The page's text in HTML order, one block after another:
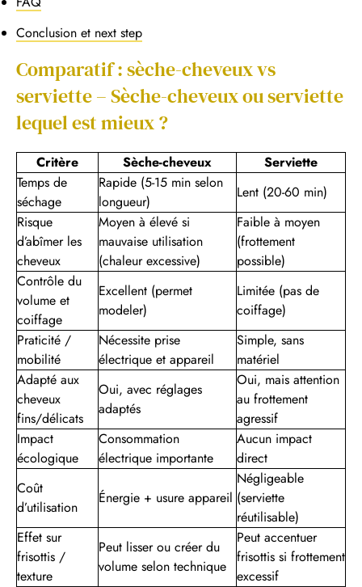
Conclusion et next step
Comparatif : sèche-cheveux vs
serviette – Sèche-cheveux ou serviette
lequel est mieux ?
Critère Sèche-cheveux
Serviette
Temps de
séchage
Rapide (5-15 min selon
longueur)
Lent (20-60 min)
Risque
d’abîmer les
cheveux
Moyen à élevé si
mauvaise utilisation
(chaleur excessive)
Faible à moyen
(frottement
possible)
Contrôle du
volume et
coiffage
Excellent (permet
modeler)
Limitée (pas de
coiffage)
Praticité /
mobilité
Nécessite prise
électrique et appareil
Simple, sans
matériel
Adapté aux
cheveux
fins/délicats
Oui, avec réglages
adaptés
Oui, mais attention
au frottement
agressif
Impact
écologique
Consommation
électrique importante
Aucun impact
direct
Coût
d’utilisation
Énergie + usure appareil
Négligeable
(serviette
réutilisable)
Effet sur
frisottis /
texture
Peut lisser ou créer du
volume selon technique
Peut accentuer
frisottis si frottement
excessif